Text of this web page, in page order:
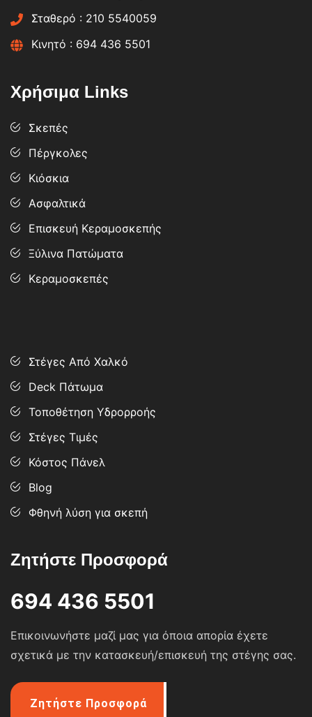
Σταθερό : 210 5540059
Κινητό : 694 436 5501
Χρήσιμα Links
Σκεπές
Πέργκολες
Κιόσκια
Ασφαλτικά
Επισκευή Κεραμοσκεπής
Ξύλινα Πατώματα
Κεραμοσκεπές
Στέγες Από Χαλκό
Deck Πάτωμα
Τοποθέτηση Υδρορροής
Στέγες Τιμές
Κόστος Πάνελ
Blog
Φθηνή λύση για σκεπή
Ζητήστε Προσφορά
694 436 5501
Επικοινωνήστε μαζί μας για όποια απορία έχετε
σχετικά με την κατασκευή/επισκευή της στέγης σας.
Ζητήστε Προσφορά